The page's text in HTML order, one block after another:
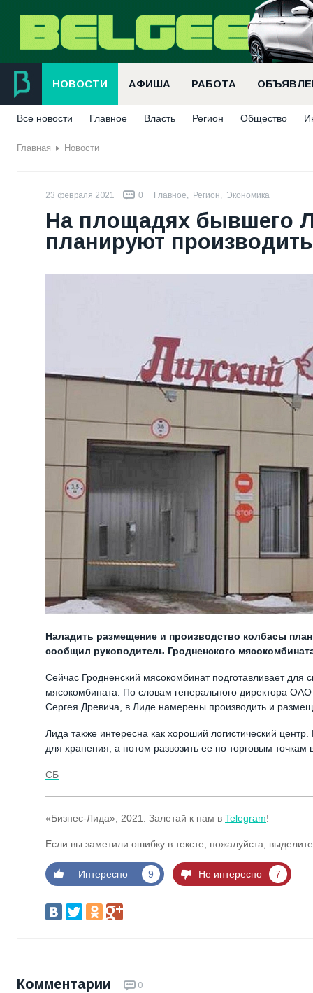
НОВОСТИ АФИША РАБОТА
Все новости Главное Власть Регион Общество
Главная Новости
23 февраля 2021 0 Главное, Регион, Экономика
На площадях бывшего
планируют
Наладить размещение и производство колбасы
сообщил руководитель Гродненского
Сейчас Гродненский мясокомбинат подготавливает
мясокомбината. По словам генерального директора
Сергея Древича, в Лиде намерены производить и
Лида также интересна как хороший логистический
для хранения, а потом развозить ее по торговым точкам
СБ
«Бизнес-Лида», 2021. Залетай к нам в Telegram!
Если вы заметили ошибку в тексте, пожалуйста,
Интересно 9 Не интересно 7
Комментарии 0